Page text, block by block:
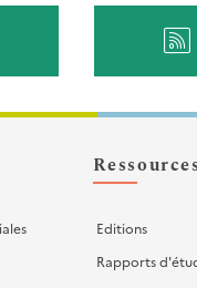
Ressources
Editions
Rapports